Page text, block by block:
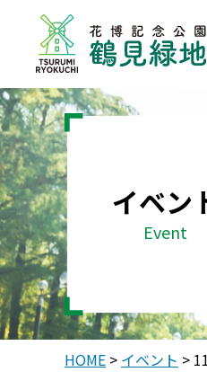
イベン
Event
HOME > イベント >